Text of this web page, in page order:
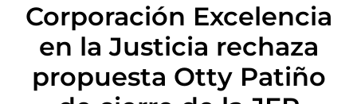
Corporación Excelencia
en la Justicia rechaza
propuesta Otty Patiño